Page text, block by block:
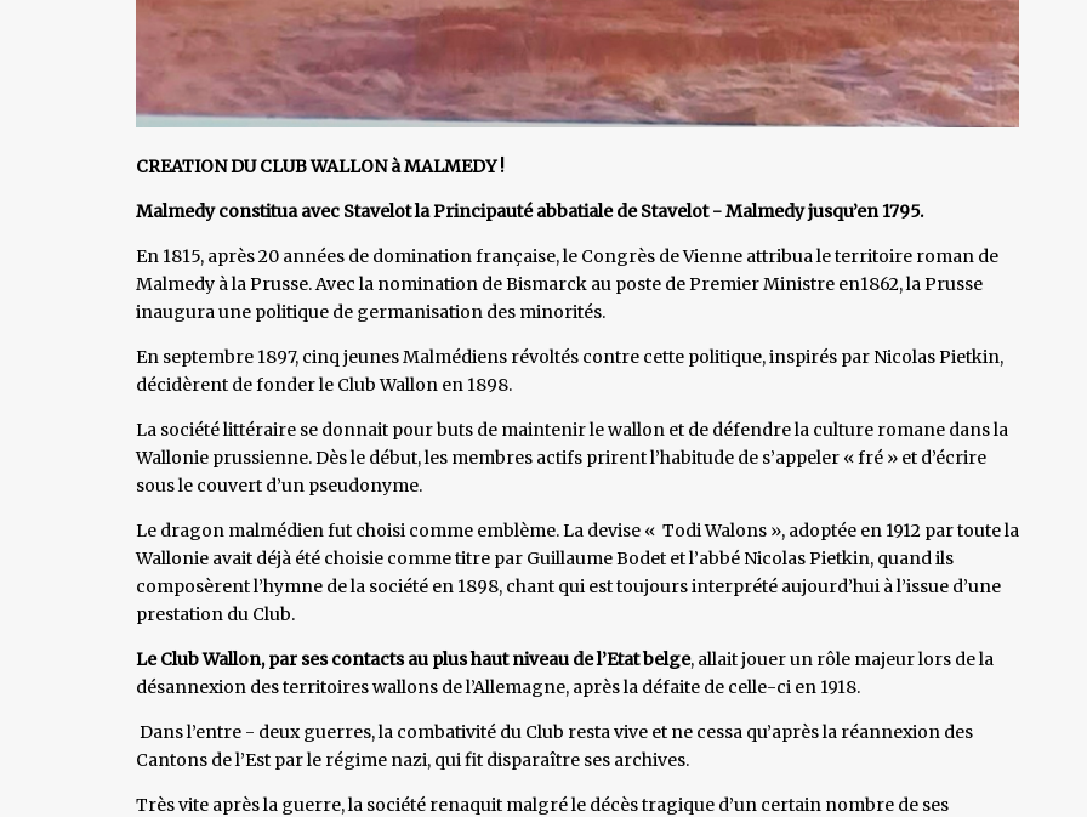
CREATION DU CLUB WALLON à MALMEDY !
Malmedy constitua avec Stavelot la Principauté abbatiale de Stavelot - Malmedy jusqu’en 1795.
En 1815, après 20 années de domination française, le Congrès de Vienne attribua le territoire roman de
Malmedy à la Prusse. Avec la nomination de Bismarck au poste de Premier Ministre en1862, la Prusse
inaugura une politique de germanisation des minorités.
En septembre 1897, cinq jeunes Malmédiens révoltés contre cette politique, inspirés par Nicolas Pietkin,
décidèrent de fonder le Club Wallon en 1898.
La société littéraire se donnait pour buts de maintenir le wallon et de défendre la culture romane dans la
Wallonie prussienne. Dès le début, les membres actifs prirent l’habitude de s’appeler « fré » et d’écrire
sous le couvert d’un pseudonyme.
Le dragon malmédien fut choisi comme emblème. La devise « Todi Walons », adoptée en 1912 par toute la
Wallonie avait déjà été choisie comme titre par Guillaume Bodet et l’abbé Nicolas Pietkin, quand ils
composèrent l’hymne de la société en 1898, chant qui est toujours interprété aujourd’hui à l’issue d’une
prestation du Club.
Le Club Wallon, par ses contacts au plus haut niveau de l’Etat belge, allait jouer un rôle majeur lors de la
désannexion des territoires wallons de l’Allemagne, après la défaite de celle-ci en 1918.
Dans l’entre - deux guerres, la combativité du Club resta vive et ne cessa qu’après la réannexion des
Cantons de l’Est par le régime nazi, qui fit disparaître ses archives.
Très vite après la guerre, la société renaquit malgré le décès tragique d’un certain nombre de ses